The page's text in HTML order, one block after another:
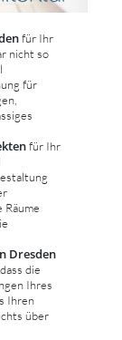
für Ihr
nicht so
für
für Ihr
Räume
Dresden
die
Ihres
Ihren
über